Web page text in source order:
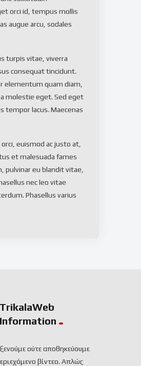
orci id, tempus mollis
augue arcu, sodales
turpis vitae, viverra
consequat tincidunt.
elementum quam diam,
molestie eget. Sed eget
tempor lacus. Maecenas
euismod ac justo at,
et malesuada fames
pulvinar eu blandit vitae,
nec leo vitae
Phasellus varius
TrikalaWeb
Ιnformation
ούτε αποθηκεύουμε
βίντεο. Απλώς